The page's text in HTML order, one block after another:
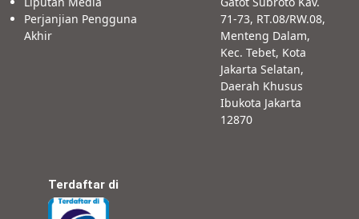
Perjanjian Pengguna
Akhir
71-73, RT.08/RW.08,
Menteng Dalam,
Kec. Tebet, Kota
Jakarta Selatan,
Daerah Khusus
Ibukota Jakarta
12870
Terdaftar di